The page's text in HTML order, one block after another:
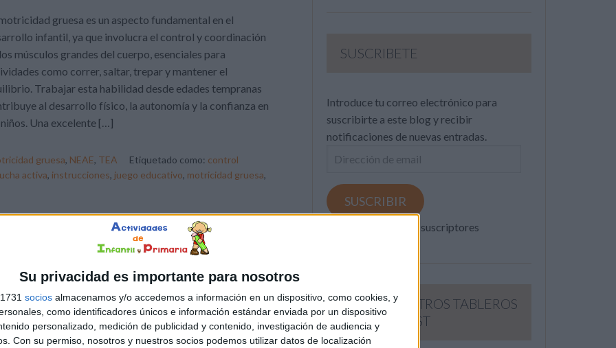
Su privacidad es importante para nosotros
socios almacenamos y/o accedemos a información en un dispositivo, como cookies, y
como identificadores únicos e información estándar enviada por un dispositivo
personalizado, medición de publicidad y contenido, investigación de audiencia y
Con su permiso, nosotros y nuestros socios podemos utilizar datos de localización
gruesa es un aspecto fundamental en el
infantil, ya que involucra el control y coordinación
músculos grandes del cuerpo, esenciales para
como correr, saltar, trepar y mantener el
Trabajar esta habilidad desde edades tempranas
al desarrollo físico, la autonomía y la confianza en
Una excelente […]
gruesa, NEAE, TEA Etiquetado como: control
activa, instrucciones, juego educativo, motricidad gruesa,
DEJA UN COMENTARIO
el control inhibitorio
inhibitorio es la capacidad de controlar los
detenerse antes de actuar y pensar antes de
Es una habilidad fundamental que juega un papel
SUSCRIBETE
Introduce tu correo electrónico para
suscribirte a este blog y recibir
notificaciones de nuevas entradas.
Dirección
email
SUSCRIBIR
Únete a otros 371K suscriptores
SIGUE NUESTROS TABLEROS
EN PINTEREST